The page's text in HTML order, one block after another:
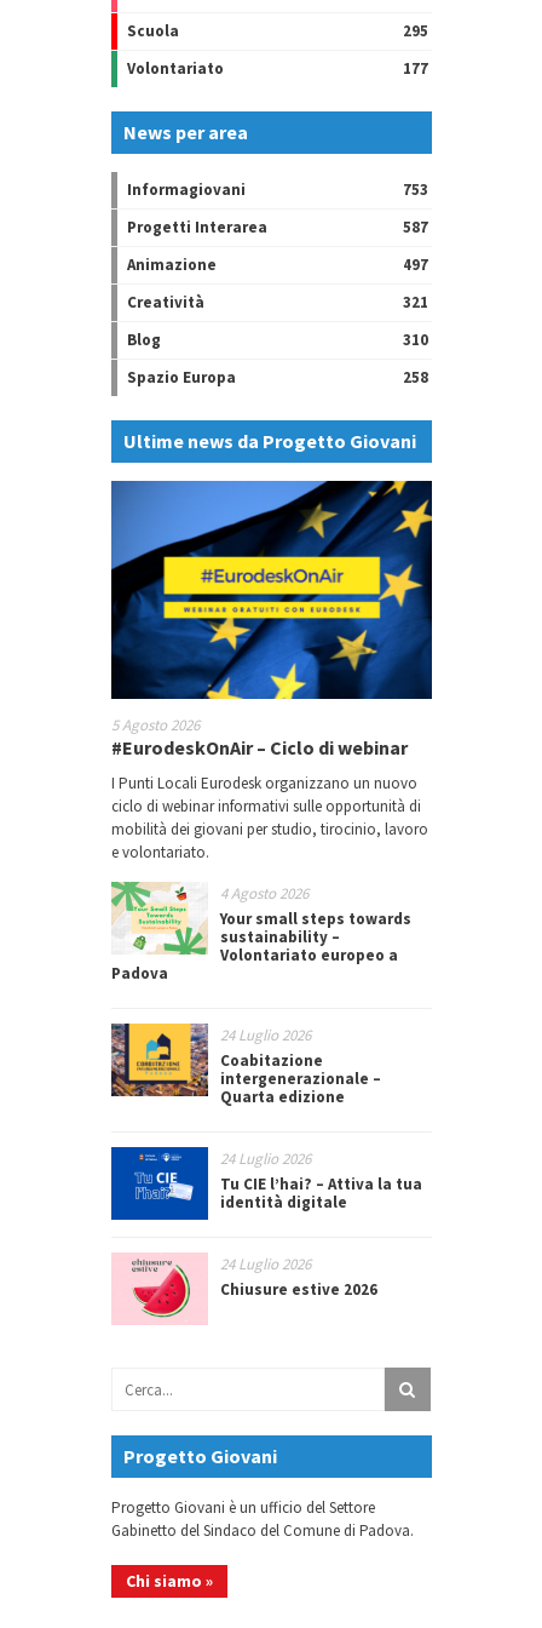
Scuola
295
Volontariato
177
News per area
Informagiovani
753
Progetti Interarea
587
Animazione
497
Creatività
321
Blog
310
Spazio Europa
258
Ultime news da Progetto Giovani
5 Agosto 2026
#EurodeskOnAir – Ciclo di webinar
I Punti Locali Eurodesk organizzano un nuovo
ciclo di webinar informativi sulle opportunità di
mobilità dei giovani per studio, tirocinio, lavoro
e volontariato.
4 Agosto 2026
Your small steps towards
sustainability –
Volontariato europeo a
Padova
24 Luglio 2026
Coabitazione
intergenerazionale –
Quarta edizione
24 Luglio 2026
Tu CIE l’hai? – Attiva la tua
identità digitale
24 Luglio 2026
Chiusure estive 2026
Progetto Giovani
Progetto Giovani è un ufficio del Settore
Gabinetto del Sindaco del Comune di Padova.
Chi siamo »